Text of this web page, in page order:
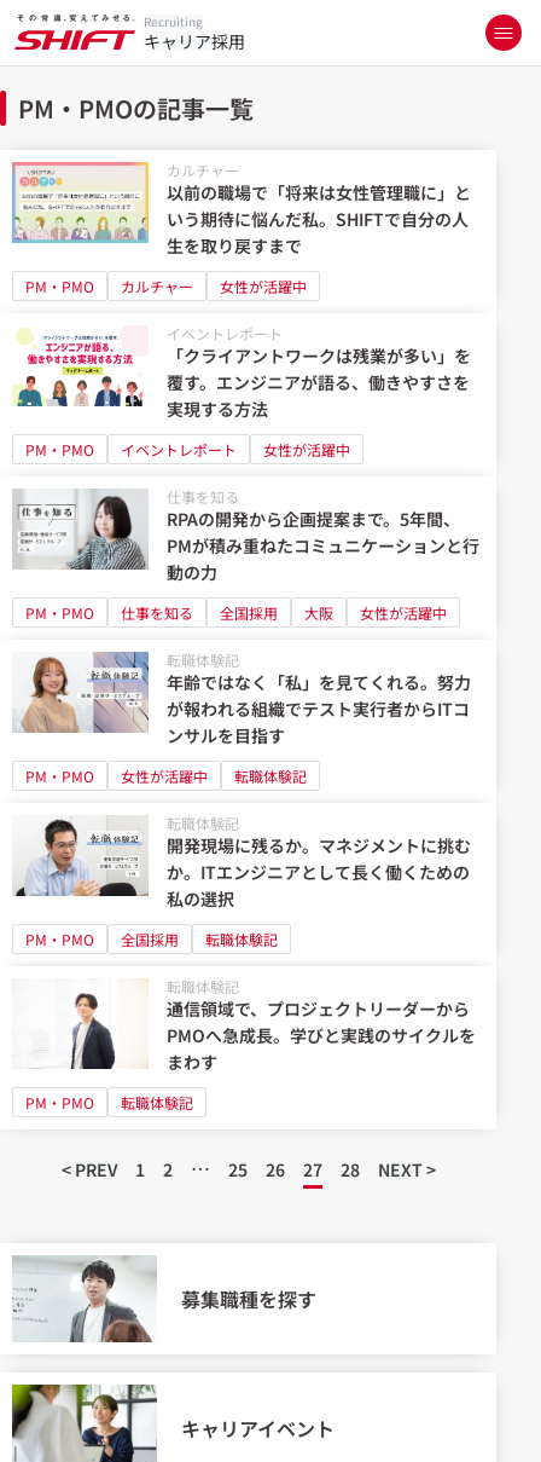
Recruiting
キャリア採用
PM・PMOの記事一覧
カルチャー
以前の職場で「将来は女性管理職に」と
いう期待に悩んだ私。SHIFTで自分の人
生を取り戻すまで
PM・PMO カルチャー 女性が活躍中
イベントレポート
「クライアントワークは残業が多い」を
覆す。エンジニアが語る、働きやすさを
実現する方法
PM・PMO イベントレポート 女性が活躍中
仕事を知る
RPAの開発から企画提案まで。5年間、
PMが積み重ねたコミュニケーションと行
動の力
PM・PMO 仕事を知る 全国採用 大阪 女性が活躍中
転職体験記
年齢ではなく「私」を見てくれる。努力
が報われる組織でテスト実行者からITコ
ンサルを目指す
PM・PMO 女性が活躍中 転職体験記
転職体験記
開発現場に残るか。マネジメントに挑む
か。ITエンジニアとして長く働くための
私の選択
PM・PMO 全国採用 転職体験記
転職体験記
通信領域で、プロジェクトリーダーから
PMOへ急成長。学びと実践のサイクルを
まわす
PM・PMO 転職体験記
< PREV 1 2 … 25 26 27 28 NEXT >
募集職種を探す
キャリアイベント